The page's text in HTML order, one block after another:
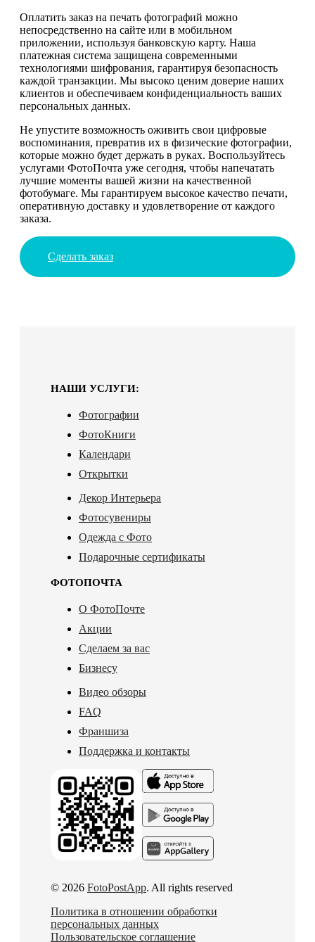
Оплатить заказ на печать фотографий можно
непосредственно на сайте или в мобильном
приложении, используя банковскую карту. Наша
платежная система защищена современными
технологиями шифрования, гарантируя безопасность
каждой транзакции. Мы высоко ценим доверие наших
клиентов и обеспечиваем конфиденциальность ваших
персональных данных.
Не упустите возможность оживить свои цифровые
воспоминания, превратив их в физические фотографии,
которые можно будет держать в руках. Воспользуйтесь
услугами ФотоПочта уже сегодня, чтобы напечатать
лучшие моменты вашей жизни на качественной
фотобумаге. Мы гарантируем высокое качество печати,
оперативную доставку и удовлетворение от каждого
заказа.
Сделать заказ
НАШИ УСЛУГИ:
Фотографии
ФотоКниги
Календари
Открытки
Декор Интерьера
Фотосувениры
Одежда с Фото
Подарочные сертификаты
ФОТОПОЧТА
О ФотоПочте
Акции
Сделаем за вас
Бизнесу
Видео обзоры
FAQ
Франшиза
Поддержка и контакты
© 2026 FotoPostApp. All rights reserved
Политика в отношении обработки
персональных данных
Пользовательское соглашение